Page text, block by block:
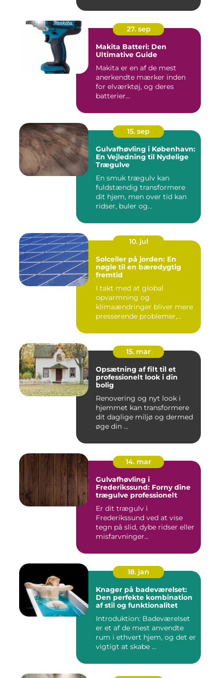
27. sep
Makita Batteri: Den
Ultimative Guide
Makita er en af de mest
anerkendte mærker inden
for elværktøj, og deres
batterier...
15. sep
Gulvafhøvling i København:
En Vejledning til Nydelige
Trægulve
En smuk trægulv kan
fuldstændig transformere
dit hjem, men over tid kan
ridser, buler og...
10. jul
Solceller på jorden: En
nøgle til en bæredygtig
fremtid
I takt med at global
opvarmning og
klimaændringer bliver mere
presserende problemer,
15. mar
Opsætning af filt til et
professionelt look i din
bolig
Renovering og nyt look i
hjemmet kan transformere
dit daglige miljø og dermed
øge din ...
14. mar
Gulvafhøvling i
Frederikssund: Forny dine
trægulve professionelt
Er dit trægulv i
Frederikssund ved at vise
tegn på slid, dybe ridser eller
misfarvninger...
18. jan
Knager på badeværelset:
Den perfekte kombination
af stil og funktionalitet
Introduktion: Badeværelset
er et af de mest anvendte
rum i ethvert hjem, og det er
vigtigt at skabe ...